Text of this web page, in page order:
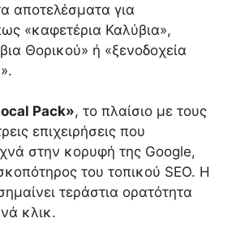
αποτελέσματα για
«καφετέρια Καλύβια»,
Θορικού» ή «ξενοδοχεία
Pack», το πλαίσιο με τους
επιχειρήσεις που
στην κορυφή της Google,
του τοπικού SEO. Η
τεράστια ορατότητα
κλικ.